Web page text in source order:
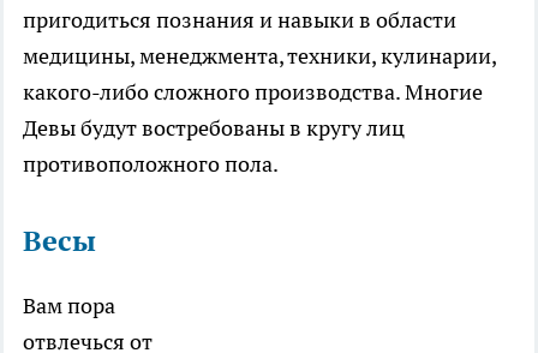
пригодиться познания и навыки в области
медицины, менеджмента, техники, кулинарии,
какого-либо сложного производства. Многие
Девы будут востребованы в кругу лиц
противоположного пола.
Весы
Вам пора
отвлечься от